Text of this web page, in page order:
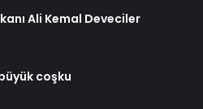
Ali Kemal Deveciler
coşku